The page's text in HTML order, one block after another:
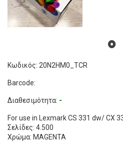
Κωδικός: 20N2HM0_TCR
Barcode:
Διαθεσιμότητα: -
For use in Lexmark CS 331 dw/ CX
Σελίδες: 4.500
Χρώμα: MAGENTA